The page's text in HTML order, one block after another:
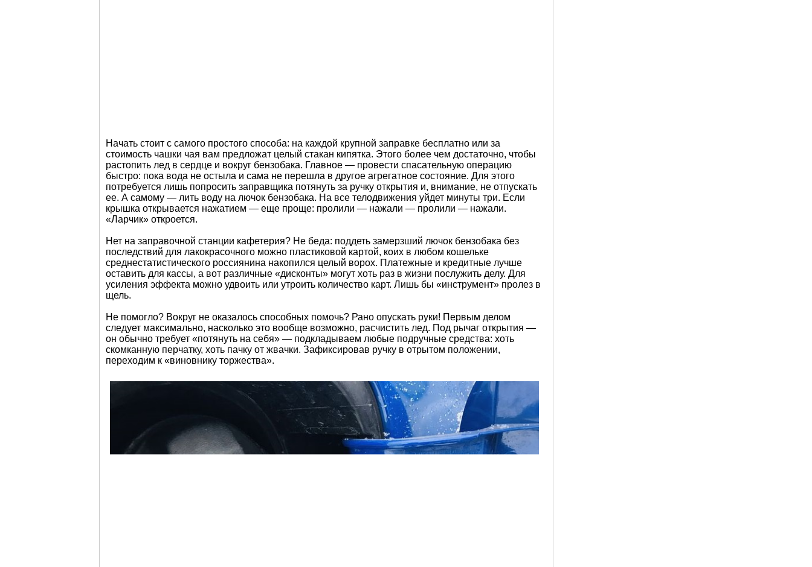
Начать стоит с самого простого способа: на каждой крупной заправке бесплатно или за
стоимость чашки чая вам предложат целый стакан кипятка. Этого более чем достаточно, чтобы
растопить лед в сердце и вокруг бензобака. Главное — провести спасательную операцию
быстро: пока вода не остыла и сама не перешла в другое агрегатное состояние. Для этого
потребуется лишь попросить заправщика потянуть за ручку открытия и, внимание, не отпускать
ее. А самому — лить воду на лючок бензобака. На все телодвижения уйдет минуты три. Если
крышка открывается нажатием — еще проще: пролили — нажали — пролили — нажали.
«Ларчик» откроется.
Нет на заправочной станции кафетерия? Не беда: поддеть замерзший лючок бензобака без
последствий для лакокрасочного можно пластиковой картой, коих в любом кошельке
среднестатистического россиянина накопился целый ворох. Платежные и кредитные лучше
оставить для кассы, а вот различные «дисконты» могут хоть раз в жизни послужить делу. Для
усиления эффекта можно удвоить или утроить количество карт. Лишь бы «инструмент» пролез в
щель.
Не помогло? Вокруг не оказалось способных помочь? Рано опускать руки! Первым делом
следует максимально, насколько это вообще возможно, расчистить лед. Под рычаг открытия —
он обычно требует «потянуть на себя» — подкладываем любые подручные средства: хоть
скомканную перчатку, хоть пачку от жвачки. Зафиксировав ручку в отрытом положении,
переходим к «виновнику торжества».